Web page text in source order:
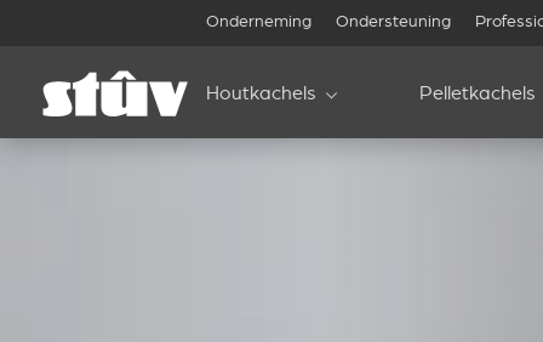
Onderneming Ondersteuning
Houtkachels Pelletkachels